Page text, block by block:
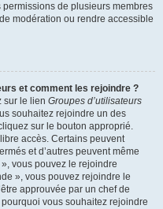
de plusieurs membres
modération ou rendre accessible
et comment les rejoindre ?
sur le lien Groupes d’utilisateurs
souhaitez rejoindre un des
sur le bouton approprié.
accès. Certains peuvent
et d’autres peuvent même
vous pouvez le rejoindre
», vous pouvez rejoindre le
approuvée par un chef de
vous souhaitez rejoindre